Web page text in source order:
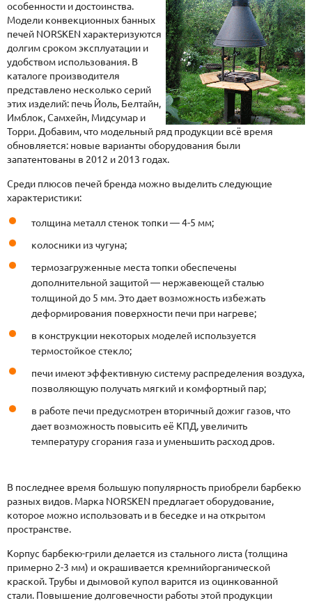
особенности и достоинства.
Модели конвекционных банных
печей NORSKEN характеризуются
долгим сроком эксплуатации и
удобством использования. В
каталоге производителя
представлено несколько серий
этих изделий: печь Йоль, Белтайн,
Имблок, Самхейн, Мидсумар и
Торри. Добавим, что модельный ряд продукции всё время
обновляется: новые варианты оборудования были
запатентованы в 2012 и 2013 годах.
Среди плюсов печей бренда можно выделить следующие
характеристики:
толщина металл стенок топки — 4-5 мм;
колосники из чугуна;
термозагруженные места топки обеспечены
дополнительной защитой — нержавеющей сталью
толщиной до 5 мм. Это дает возможность избежать
деформирования поверхности печи при нагреве;
в конструкции некоторых моделей используется
термостойкое стекло;
печи имеют эффективную систему распределения воздуха,
позволяющую получать мягкий и комфортный пар;
в работе печи предусмотрен вторичный дожиг газов, что
дает возможность повысить её КПД, увеличить
температуру сгорания газа и уменьшить расход дров.
В последнее время большую популярность приобрели барбекю
разных видов. Марка NORSKEN предлагает оборудование,
которое можно использовать и в беседке и на открытом
пространстве.
Корпус барбекю-грили делается из стального листа (толщина
примерно 2-3 мм) и окрашивается кремнийорганической
краской. Трубы и дымовой купол варится из оцинкованной
стали. Повышение долговечности работы этой продукции